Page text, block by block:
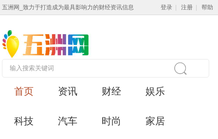
五洲网_致力于打造成为最具影响力的财经资讯信息 登录 注册 帮助
首页 资讯 财经 娱乐
科技 汽车 时尚 家居